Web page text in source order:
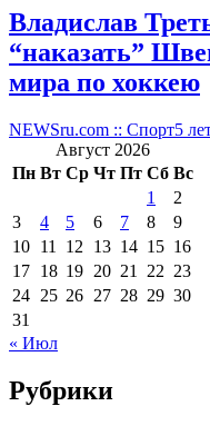
Владислав
“наказать”
мира по хоккею
NEWSru.com :: Спорт5
Август 2026
Пн Вт Ср Чт Пт Сб Вс
1
2
3
4 5 6 7 8
9
10 11 12 13 14 15 16
17 18 19 20 21 22 23
24 25 26 27 28 29 30
31
« Июл
Рубрики